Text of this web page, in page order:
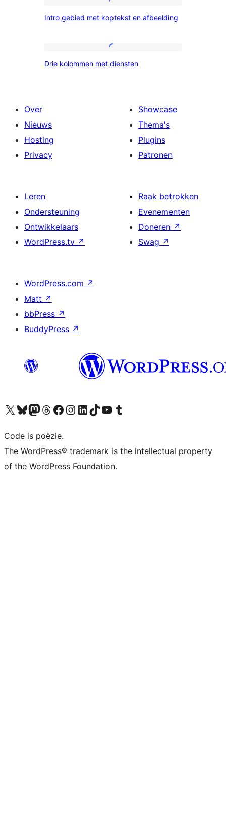
gebied
en
Intro gebied met koptekst en afbeelding
kolommen
Drie kolommen met diensten
Over
Nieuws
Hosting
Privacy
Showcase
Thema's
Plugins
Patronen
Leren
Ondersteuning
Ontwikkelaars
WordPress.tv ↗
Raak betrokken
Evenementen
Doneren ↗
Swag ↗
WordPress.com ↗
Matt ↗
bbPress ↗
BuddyPress ↗
Bezoek ons X (voorheen Twitter) account
Bezoek ons Bluesky account
Bezoek ons Mastodon account
Bezoek ons Threads account
Onze Facebook pagina bezoeken
Bezoek ons Instagram account
Bezoek ons LinkedIn account
Bezoek ons TikTok account
Bezoek ons YouTube kanaalBezoek ons Tumblr account
Code is poëzie.
The WordPress® trademark is the intellectual property
of the WordPress Foundation.